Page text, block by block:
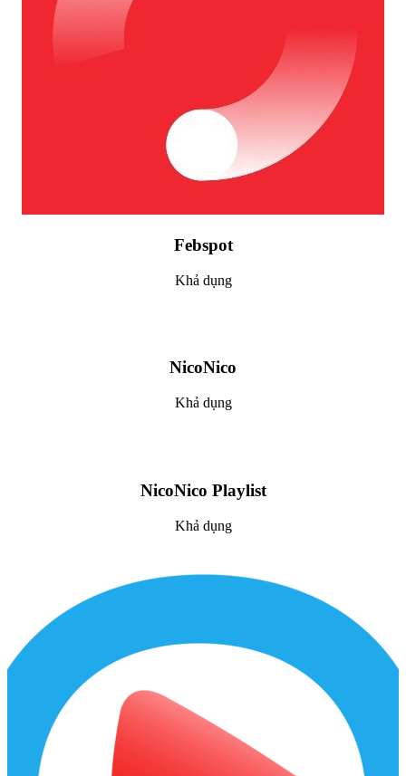
Febspot
Khả dụng
NicoNico
Khả dụng
NicoNico Playlist
Khả dụng